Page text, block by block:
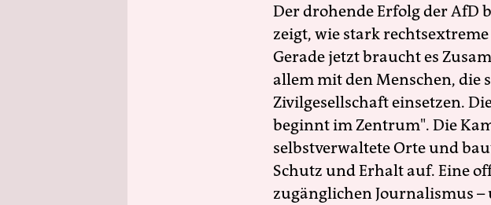
Der drohende Erfolg der AfD
zeigt, wie stark
Gerade jetzt braucht es
allem mit den Menschen, die
Zivilgesellschaft einsetzen.
beginnt im Zentrum". Die
selbstverwaltete Orte und
Schutz und Erhalt auf. Eine
zugänglichen Journalismus